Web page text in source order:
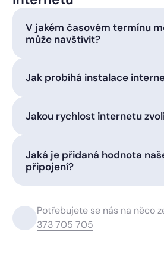
V jakém časovém termínu
může navštívit?
Jak probíhá instalace
Jakou rychlost internetu
Jaká je přidaná hodnota
připojení?
Potřebujete se nás na něco
373 705 705